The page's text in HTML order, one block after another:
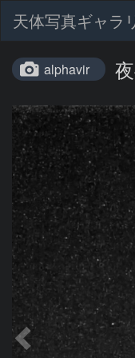
天体写真ギャラ
alphavir